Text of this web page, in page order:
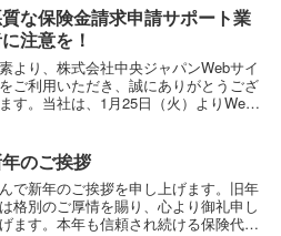
とを目的に、2016年度に経済産業省が
した...
な保険金請求申請サポート業
注意を！
より、株式会社中央ジャパンWebサイ
ご利用いただき、誠にありがとうござ
す。当社は、1月25日（火）よりWeb
の充実を図るとともに、情報をタイム
に...
のご挨拶
で新年のご挨拶を申し上げます。旧年
格別のご厚情を賜り、心より御礼申し
ます。本年も信頼され続ける保険代理